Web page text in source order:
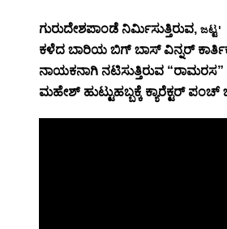
ಗುರುದೇಶಪಾಂಡೆ ನಿರ್ಮಿಸುತ್ತಿರುವ, ಜಟ್ಟ'
ಕಳೆದ ಬಾರಿಯ ಬಿಗ್ ಬಾಸ್ ವಿನ್ನರ್
ನಾಯಕನಾಗಿ ನಟಿಸುತ್ತಿರುವ “ರಾಮರಸ”
ಮಹೇಶ್ ಹುಟ್ಟುಹಬ್ಬಕ್ಕೆ ಕ್ಯಾರೆಕ್ಟರ್